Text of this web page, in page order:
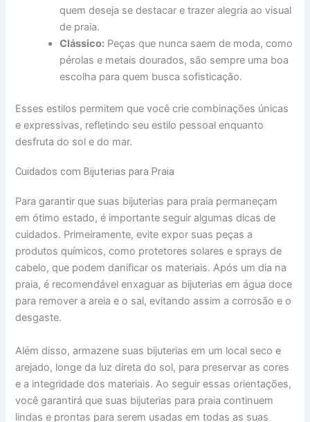
quem deseja se destacar e trazer alegria ao visual
de praia.
Clássico: Peças que nunca saem de moda, como
pérolas e metais dourados, são sempre uma boa
escolha para quem busca sofisticação.
Esses estilos permitem que você crie combinações únicas
e expressivas, refletindo seu estilo pessoal enquanto
desfruta do sol e do mar.
Cuidados com Bijuterias para Praia
Para garantir que suas bijuterias para praia permaneçam
em ótimo estado, é importante seguir algumas dicas de
cuidados. Primeiramente, evite expor suas peças a
produtos químicos, como protetores solares e sprays de
cabelo, que podem danificar os materiais. Após um dia na
praia, é recomendável enxaguar as bijuterias em água doce
para remover a areia e o sal, evitando assim a corrosão e o
desgaste.
Além disso, armazene suas bijuterias em um local seco e
arejado, longe da luz direta do sol, para preservar as cores
e a integridade dos materiais. Ao seguir essas orientações,
você garantirá que suas bijuterias para praia continuem
lindas e prontas para serem usadas em todas as suas